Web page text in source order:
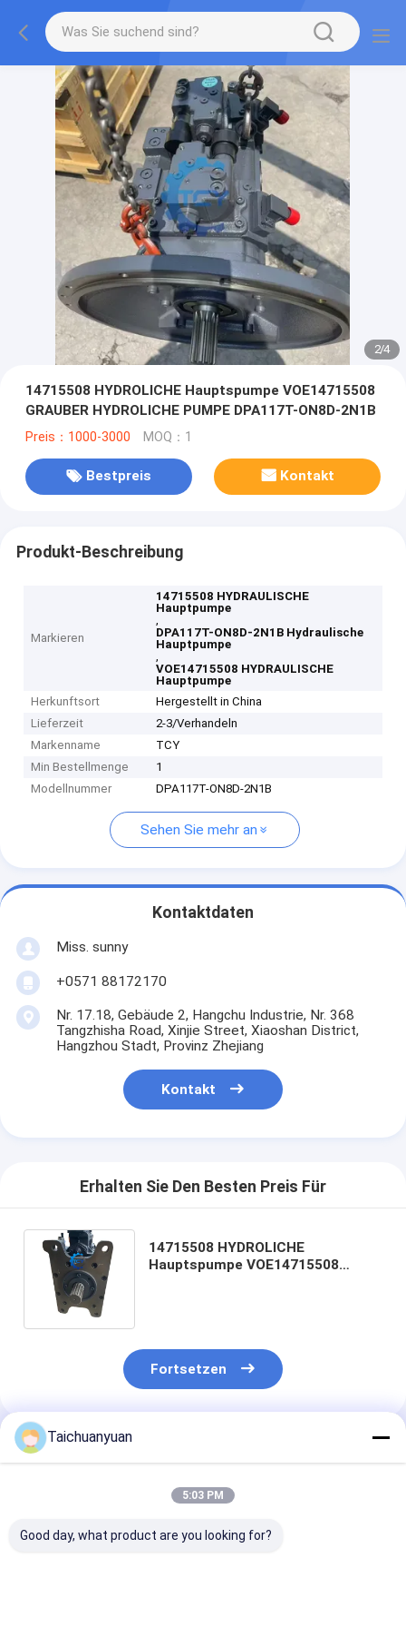
2/4
14715508 HYDROLICHE Hauptspumpe VOE14715508
GRAUBER HYDROLICHE PUMPE DPA117T-ON8D-2N1B
Preis：1000-3000 MOQ：1
Bestpreis Kontakt
Produkt-Beschreibung
Markieren
14715508 HYDRAULISCHE
Hauptpumpe
,
DPA117T-ON8D-2N1B Hydraulische
Hauptpumpe
,
VOE14715508 HYDRAULISCHE
Hauptpumpe
Herkunftsort
Hergestellt in China
Lieferzeit
2-3/Verhandeln
Markenname
TCY
Min Bestellmenge
1
Modellnummer
DPA117T-ON8D-2N1B
Sehen Sie mehr an
Kontaktdaten
Miss. sunny
+0571 88172170
Nr. 17.18, Gebäude 2, Hangchu Industrie, Nr. 368
Tangzhisha Road, Xinjie Street, Xiaoshan District,
Hangzhou Stadt, Provinz Zhejiang
Kontakt
Erhalten Sie Den Besten Preis Für
14715508 HYDROLICHE
Hauptspumpe VOE14715508
Fortsetzen
Empfohlene Produkte
Taichuanyuan
5:03 PM
Good day, what product are you looking for?